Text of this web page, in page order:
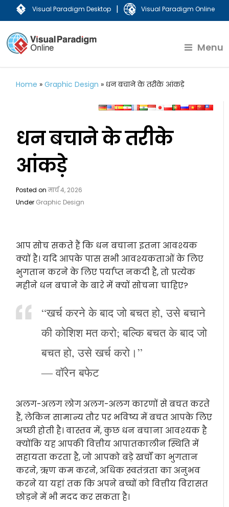
Visual Paradigm Desktop | Visual Paradigm Online
Menu
Home »Graphic Design »धन बचाने के तरीके आंकड़े
धन बचाने के तरीके
आंकड़े
Posted onमार्च 4, 2026
Under Graphic Design
आप सोच सकते हैं कि धन बचाना इतना आवश्यक
क्यों है। यदि आपके पास सभी आवश्यकताओं के लिए
भुगतान करने के लिए पर्याप्त नकदी है, तो प्रत्येक
महीने धन बचाने के बारे में क्यों सोचना चाहिए?
“खर्च करने के बाद जो बचत हो, उसे बचाने
की कोशिश मत करो; बल्कि बचत के बाद जो
बचत हो, उसे खर्च करो।”
― वॉरेन बफेट
अलग-अलग लोग अलग-अलग कारणों से बचत करते
हैं, लेकिन सामान्य तौर पर भविष्य में बचत आपके लिए
अच्छी होती है। वास्तव में, कुछ धन बचाना आवश्यक है
क्योंकि यह आपकी वित्तीय आपातकालीन स्थिति में
सहायता करता है, जो आपको बड़े खर्चों का भुगतान
करने, ऋण कम करने, अधिक स्वतंत्रता का अनुभव
करने या यहां तक कि अपने बच्चों को वित्तीय विरासत
छोड़ने में भी मदद कर सकता है।